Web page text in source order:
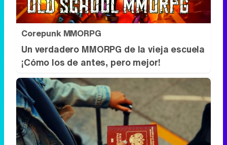
Pasaportes que abren puertas